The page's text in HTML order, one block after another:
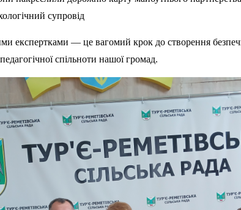
супровід
експертками — це вагомий крок до створення
спільноти нашої громад.